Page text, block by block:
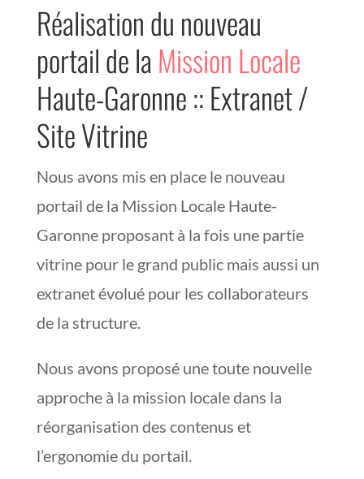
Réalisation du nouveau
portail de laMission Locale
Haute-Garonne :: Extranet /
Site Vitrine
Nous avons mis en place le nouveau
portail de la Mission Locale Haute-
Garonne proposant à la fois une partie
vitrine pour le grand public mais aussi un
extranet évolué pour les collaborateurs
de la structure.
Nous avons proposé une toute nouvelle
approche à la mission locale dans la
réorganisation des contenus et
l’ergonomie du portail.